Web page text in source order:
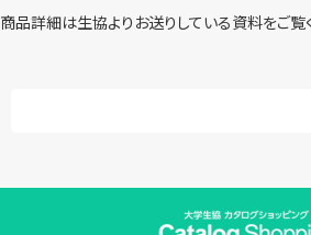
商品詳細は生協よりお送りしている資料をご覧